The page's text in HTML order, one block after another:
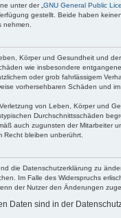
unter der „ GNU General Public
gestellt. Beide haben
Körper und Gesundheit und
wie insbesondere
oder grob fahrlässigem
vorhersehbaren Schäden und
von Leben, Körper und
Durchschnittsschäden
auch zugunsten der Mitarbeiter
Recht bleiben unberührt.
die Datenschutzerklärung zu
Im Falle des Widerspruchs
der Nutzer den Änderungen
Daten sind in der